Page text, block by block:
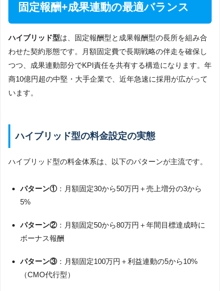
固定報酬+成果連動の最適バランス
ハイブリッド型は、固定報酬型と成果報酬型の長所を組み合
わせた契約形態です。月額固定費で長期戦略の伴走を確保し
つつ、成果連動部分でKPI責任を共有する構造になります。年
商10億円超の中堅・大手企業で、近年急速に採用が広がって
います。
ハイブリッド型の料金設定の実態
ハイブリッド型の料金体系は、以下のパターンが主流です。
パターン①：月額固定30から50万円＋売上増分の3から
5%
パターン②：月額固定50から80万円＋年間目標達成時に
ボーナス報酬
パターン③：月額固定100万円＋利益連動の5から10%
（CMO代行型）